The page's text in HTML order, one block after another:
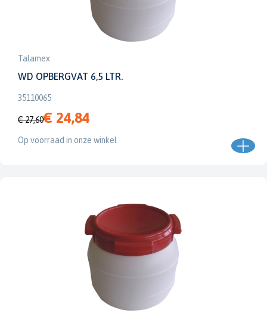
Talamex
WD OPBERGVAT 6,5 LTR.
35110065
€ 27,60€ 24,84
Op voorraad in onze winkel